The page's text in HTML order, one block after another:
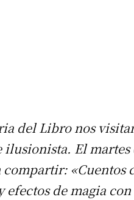
del Libro nos
El martes
compartir: «Cuentos
de magia